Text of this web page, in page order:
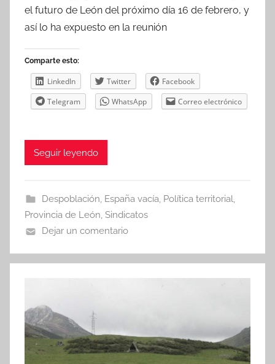
el futuro de León del próximo día 16 de febrero, y
así lo ha expuesto en la reunión
Comparte esto:
LinkedIn Twitter
Facebook
Telegram
WhatsApp Correo electrónico
Seguir leyendo
Despoblación, España vacía, Política territorial,
Provincia de León, Sindicatos
Dejar un comentario